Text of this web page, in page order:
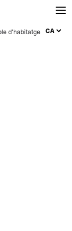
d’habitatge